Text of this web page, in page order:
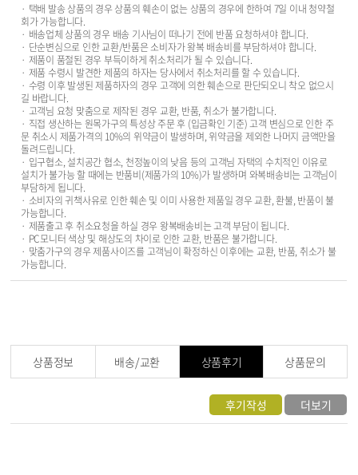
· 택배 발송 상품의 경우 상품의 훼손이 없는 상품의 경우에 한하여 7일 이내 청약철
회가 가능합니다.
· 배송업체 상품의 경우 배송 기사님이 떠나기 전에 반품 요청하셔야 합니다.
· 단순변심으로 인한 교환/반품은 소비자가 왕복 배송비를 부담하셔야 합니다.
· 제품이 품절된 경우 부득이하게 취소처리가 될 수 있습니다.
· 제품 수령시 발견한 제품의 하자는 당사에서 취소처리를 할 수 있습니다.
· 수령 이후 발생된 제품하자의 경우 고객에 의한 훼손으로 판단되오니 착오 없으시
길 바랍니다.
· 고객님 요청 맞춤으로 제작된 경우 교환, 반품, 취소가 불가합니다.
· 직접 생산하는 원목가구의 특성상 주문 후 (입금확인 기준) 고객 변심으로 인한 주
문 취소시 제품가격의 10%의 위약금이 발생하며, 위약금을 제외한 나머지 금액만을
돌려드립니다.
· 입구협소, 설치공간 협소, 천정높이의 낮음 등의 고객님 자택의 수치적인 이유로
설치가 불가능 할 때에는 반품비(제품가의 10%)가 발생하며 와복배송비는 고객님이
부담하게 됩니다.
· 소비자의 귀책사유로 인한 훼손 및 이미 사용한 제품일 경우 교환, 환불, 반품이 불
가능합니다.
· 제품출고 후 취소요청을 하실 경우 왕복배송비는 고객 부담이 됩니다.
· PC모니터 색상 및 해상도의 차이로 인한 교환, 반품은 불가합니다.
· 맞춤가구의 경우 제품사이즈를 고객님이 확정하신 이후에는 교환, 반품, 취소가 불
가능합니다.
상품정보 배송/교환 상품후기 상품문의
후기작성 더보기